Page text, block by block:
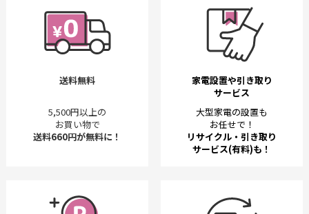
送料無料
5,500円以上の
お買い物で
送料660円が無料に！
家電設置や引き取り
サービス
大型家電の設置も
お任せで！
リサイクル・引き取り
サービス(有料)も！